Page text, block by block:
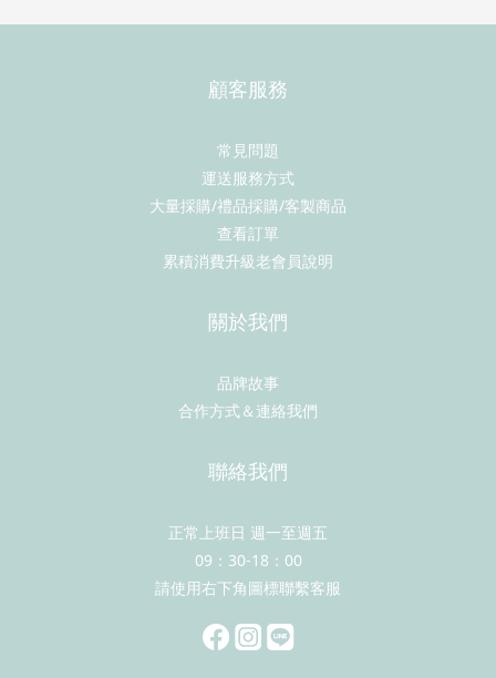
顧客服務
常見問題
運送服務方式
大量採購/禮品採購/客製商品
查看訂單
累積消費升級老會員說明
關於我們
品牌故事
合作方式＆連絡我們
聯絡我們
正常上班日 週一至週五
09：30-18：00
請使用右下角圖標聯繫客服